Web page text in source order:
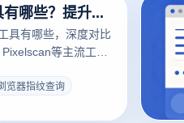
浏览器指纹检测工具有哪些？提升隐私保护与反追踪能力的最佳选择
具有哪些，深度对比
等主流工
商与SEO从业者阅
览器指纹查询